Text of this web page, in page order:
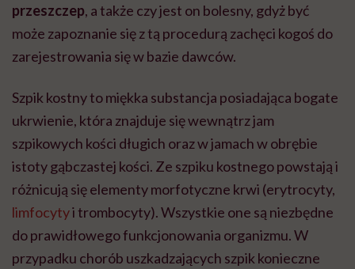
przeszczep, a także czy jest on bolesny, gdyż być
może zapoznanie się z tą procedurą zachęci kogoś do
zarejestrowania się w bazie dawców.
Szpik kostny to miękka substancja posiadająca bogate
ukrwienie, która znajduje się wewnątrz jam
szpikowych kości długich oraz w jamach w obrębie
istoty gąbczastej kości. Ze szpiku kostnego powstają i
różnicują się elementy morfotyczne krwi (erytrocyty,
limfocytyi trombocyty). Wszystkie one są niezbędne
do prawidłowego funkcjonowania organizmu. W
przypadku chorób uszkadzających szpik konieczne